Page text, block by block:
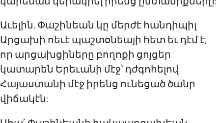
Աւելին, Փաշինեան կը մերժէ հանդիպիլ
Արցախի ոեւէ պաշտօնեայի հետ եւ դէմ է,
որ արցախցիները բողոքի ցոյցեր
կատարեն Երեւանի մէջ՝ դժգոհելով
Հայաստանի մէջ իրենց ունեցած ծանր
վիճակէն: